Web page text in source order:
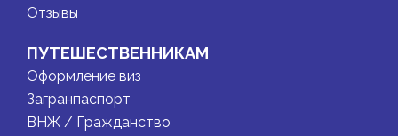
Отзывы
ПУТЕШЕСТВЕННИКАМ
Оформление виз
Загранпаспорт
ВНЖ / Гражданство